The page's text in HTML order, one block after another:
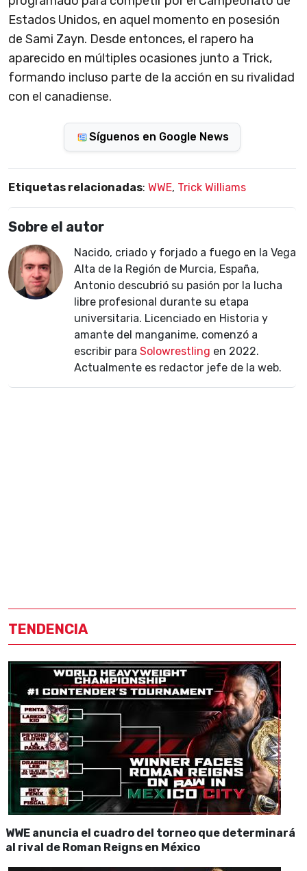
Estados Unidos, en aquel momento en posesión
de Sami Zayn. Desde entonces, el rapero ha
aparecido en múltiples ocasiones junto a Trick,
formando incluso parte de la acción en su rivalidad
con el canadiense.
Síguenos en Google News
Etiquetas relacionadas: WWE, Trick Williams
Sobre el autor
Nacido, criado y forjado a fuego en la Vega
Alta de la Región de Murcia, España,
Antonio descubrió su pasión por la lucha
libre profesional durante su etapa
universitaria. Licenciado en Historia y
amante del manganime, comenzó a
escribir para Solowrestling en 2022.
Actualmente es redactor jefe de la web.
TENDENCIA
WWE anuncia el cuadro del torneo que determinará
al rival de Roman Reigns en México